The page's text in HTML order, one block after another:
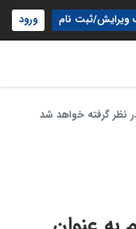
ویرایش/ثبت نام ورود
نظر گرفته خواهد شد